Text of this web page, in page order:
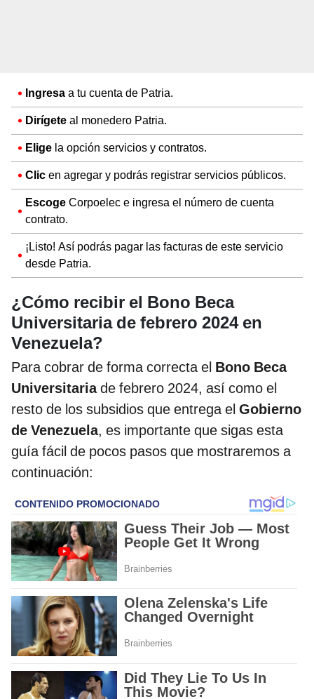
Ingresa a tu cuenta de Patria.
Dirígete al monedero Patria.
Elige la opción servicios y contratos.
Clic en agregar y podrás registrar servicios públicos.
Escoge Corpoelec e ingresa el número de cuenta
contrato.
¡Listo! Así podrás pagar las facturas de este servicio
desde Patria.
¿Cómo recibir el Bono Beca
Universitaria de febrero 2024 en
Venezuela?
Para cobrar de forma correcta el Bono Beca
Universitariade febrero 2024, así como el
resto de los subsidios que entrega el Gobierno
de Venezuela, es importante que sigas esta
guía fácil de pocos pasos que mostraremos a
continuación: